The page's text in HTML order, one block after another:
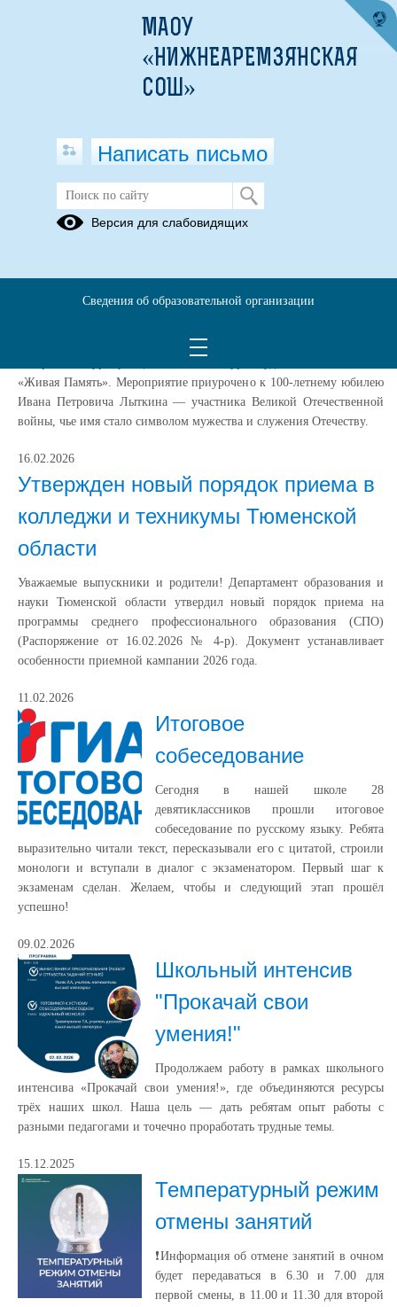
Публикации за 26.06.2026
Подведены итоги заочного этапа
конкурса "Живая память"
В преддверии празднования Великой Победы завершился
«Живая Память». Мероприятие приурочено к 100-летнему юбилею
Ивана Петровича Лыткина — участника Великой Отечественной
войны, чье имя стало символом мужества и служения Отечеству.
16.02.2026
Утвержден новый порядок приема в
колледжи и техникумы Тюменской
области
Уважаемые выпускники и родители! Департамент образования и
науки Тюменской области утвердил новый порядок приема на
программы среднего профессионального образования (СПО)
(Распоряжение от 16.02.2026 № 4-р). Документ устанавливает
особенности приемной кампании 2026 года.
11.02.2026
Итоговое
собеседование
Сегодня в нашей школе 28
девятиклассников прошли итоговое
собеседование по русскому языку. Ребята
выразительно читали текст, пересказывали его с цитатой, строили
монологи и вступали в диалог с экзаменатором. Первый шаг к
экзаменам сделан. Желаем, чтобы и следующий этап прошёл
успешно!
09.02.2026
Школьный интенсив
"Прокачай свои
умения!"
Продолжаем работу в рамках школьного
интенсива «Прокачай свои умения!», где объединяются ресурсы
трёх наших школ. Наша цель — дать ребятам опыт работы с
разными педагогами и точечно проработать трудные темы.
15.12.2025
Температурный режим
отмены занятий
❗Информация об отмене занятий в очном
будет передаваться в 6.30 и 7.00 для
первой смены, в 11.00 и 11.30 для второй
МАОУ
«НИЖНЕАРЕМЗЯНСКАЯ
СОШ»
Написать письмо
Версия для слабовидящих
Сведения об образовательной организации